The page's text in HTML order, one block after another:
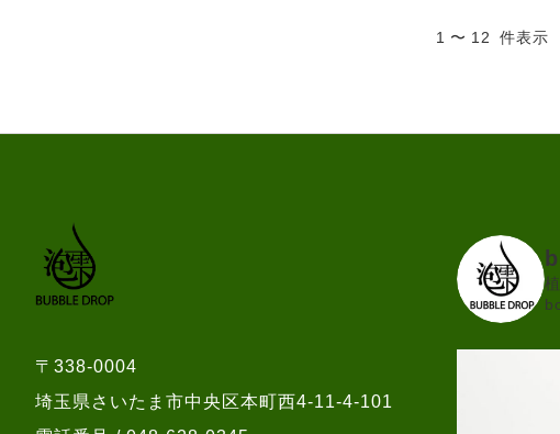
1 〜 12 件表示
〒338-0004
埼玉県さいたま市中央区本町西4-11-4-101